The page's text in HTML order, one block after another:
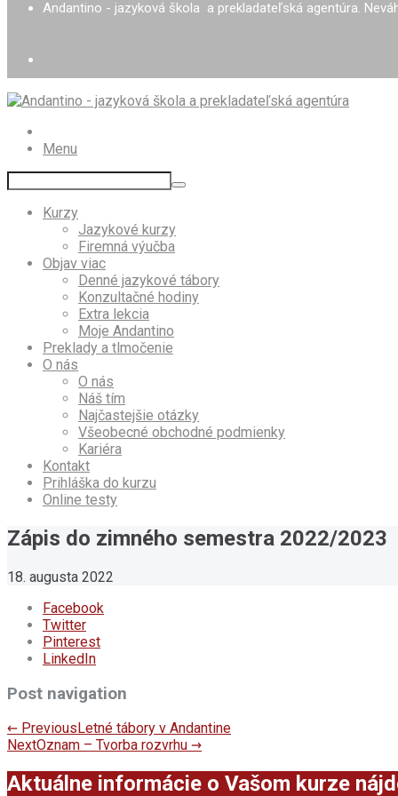
Andantino - jazyková škola a prekladateľská agentúra.
Menu
Kurzy
Jazykové kurzy
Firemná výučba
Objav viac
Denné jazykové tábory
Konzultačné hodiny
Extra lekcia
Moje Andantino
Preklady a tlmočenie
O nás
O nás
Náš tím
Najčastejšie otázky
Všeobecné obchodné podmienky
Kariéra
Kontakt
Prihláška do kurzu
Online testy
Zápis do zimného semestra 2022/2023
18. augusta 2022
Facebook
Twitter
Pinterest
LinkedIn
Post navigation
← Previous Letné tábory v Andantine
NextOznam – Tvorba rozvrhu →
Aktuálne informácie o Vašom kurze